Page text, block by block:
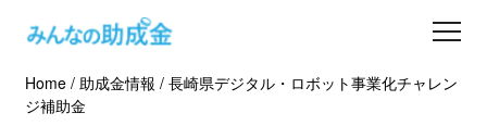
助成金を探す
Home/ 助成金情報 / 長崎県デジタル・ロボット事業化チャレン
ジ補助金